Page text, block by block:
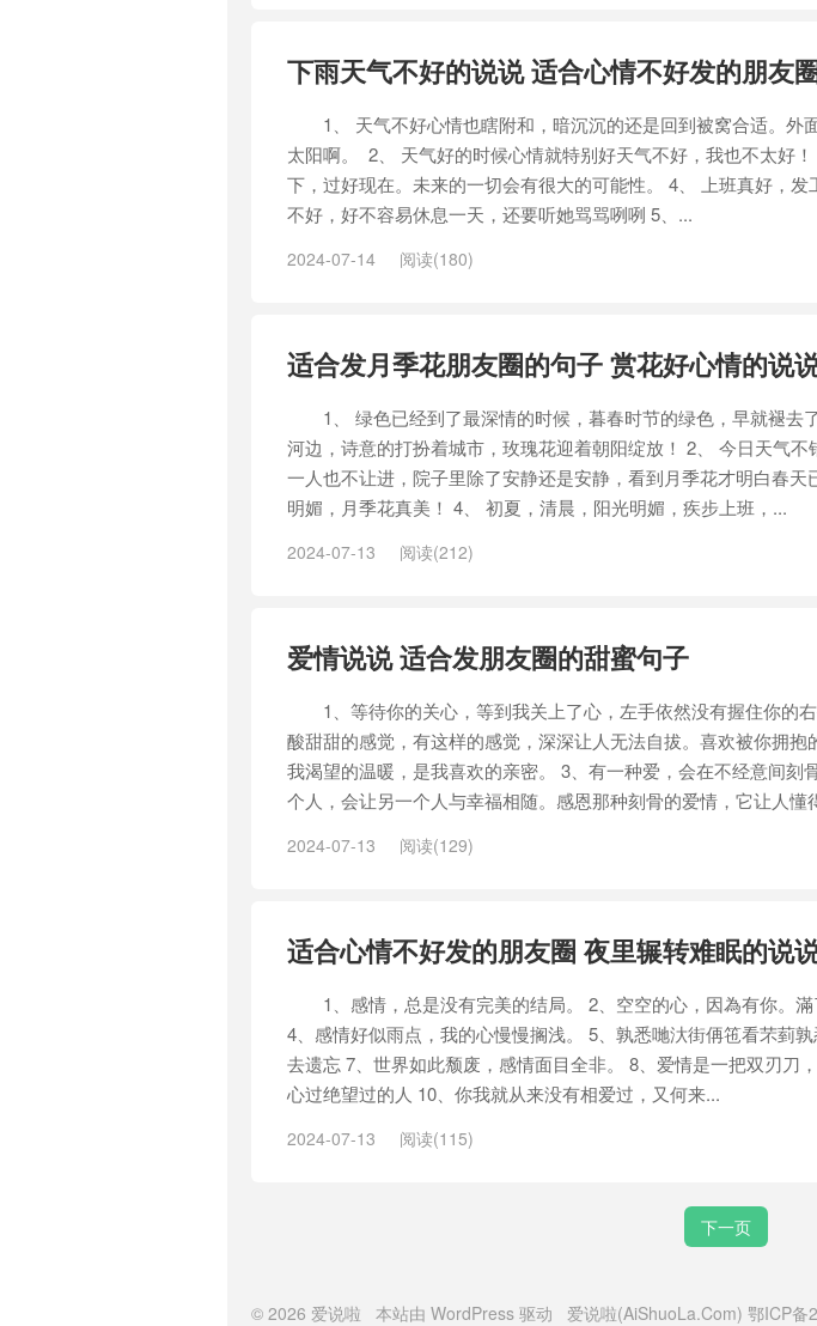
下雨天气不好的说说 适合心情不好发的朋友
1、 天气不好心情也瞎附和，暗沉沉的还是回到被窝合适。外
太阳啊。 2、 天气好的时候心情就特别好天气不好，我也不太好
下，过好现在。未来的一切会有很大的可能性。 4、 上班真好，
不好，好不容易休息一天，还要听她骂骂咧咧 5、...
2024-07-14 阅读(180)
适合发月季花朋友圈的句子 赏花好心情的说
1、 绿色已经到了最深情的时候，暮春时节的绿色，早就褪去
河边，诗意的打扮着城市，玫瑰花迎着朝阳绽放！ 2、 今日天气
一人也不让进，院子里除了安静还是安静，看到月季花才明白春
明媚，月季花真美！ 4、 初夏，清晨，阳光明媚，疾步上班，...
2024-07-13 阅读(212)
爱情说说 适合发朋友圈的甜蜜句子
1、等待你的关心，等到我关上了心，左手依然没有握住你的
酸甜甜的感觉，有这样的感觉，深深让人无法自拔。喜欢被你拥
我渴望的温暖，是我喜欢的亲密。 3、有一种爱，会在不经意间刻
个人，会让另一个人与幸福相随。感恩那种刻骨的爱情，它让人懂
2024-07-13 阅读(129)
适合心情不好发的朋友圈 夜里辗转难眠的说
1、感情，总是没有完美的结局。 2、空空的心，因為有你。滿
4、感情好似雨点，我的心慢慢搁浅。 5、孰悉哋汏街侢竾看芣菿
去遗忘 7、世界如此颓废，感情面目全非。 8、爱情是一把双刃刀
心过绝望过的人 10、你我就从来没有相爱过，又何来...
2024-07-13 阅读(115)
下一页
© 2026 爱说啦 本站由 WordPress 驱动 爱说啦(AiShuoLa.Com) 鄂ICP备